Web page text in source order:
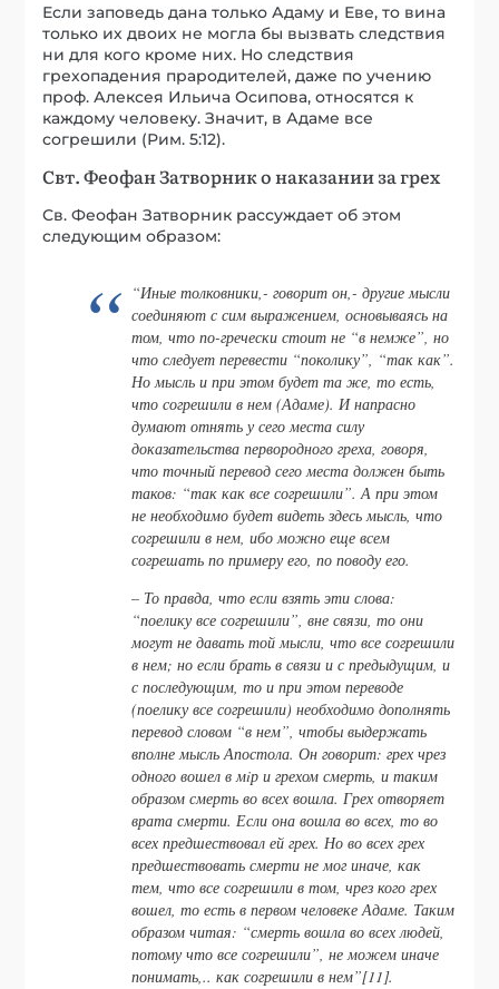
Если заповедь дана только Адаму и Еве, то вина
только их двоих не могла бы вызвать следствия
ни для кого кроме них. Но следствия
грехопадения прародителей, даже по учению
проф. Алексея Ильича Осипова, относятся к
каждому человеку. Значит, в Адаме все
согрешили (Рим. 5:12).
Свт. Феофан Затворник о наказании за грех
Св. Феофан Затворник рассуждает об этом
следующим образом:
“Иные толковники,- говорит он,- другие мысли
соединяют с сим выражением, основываясь на
том, что по-гречески стоит не “в немже”, но
что следует перевести “поколику”, “так как”.
Но мысль и при этом будет та же, то есть,
что согрешили в нем (Адаме). И напрасно
думают отнять у сего места силу
доказательства первородного греха, говоря,
что точный перевод сего места должен быть
таков: “так как все согрешили”. А при этом
не необходимо будет видеть здесь мысль, что
согрешили в нем, ибо можно еще всем
согрешать по примеру его, по поводу его.
– То правда, что если взять эти слова:
“поелику все согрешили”, вне связи, то они
могут не давать той мысли, что все согрешили
в нем; но если брать в связи и с предыдущим, и
с последующим, то и при этом переводе
(поелику все согрешили) необходимо дополнять
перевод словом “в нем”, чтобы выдержать
вполне мысль Апостола. Он говорит: грех чрез
одного вошел в мiр и грехом смерть, и таким
образом смерть во всех вошла. Грех отворяет
врата смерти. Если она вошла во всех, то во
всех предшествовал ей грех. Но во всех грех
предшествовать смерти не мог иначе, как
тем, что все согрешили в том, чрез кого грех
вошел, то есть в первом человеке Адаме. Таким
образом читая: “смерть вошла во всех людей,
потому что все согрешили”, не можем иначе
понимать,.. как согрешили в нем”[11].